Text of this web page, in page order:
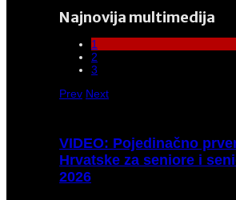
Najnovija multimedija
1
2
3
Prev Next
VIDEO: Pojedinačno
Hrvatske za seniore i
2026